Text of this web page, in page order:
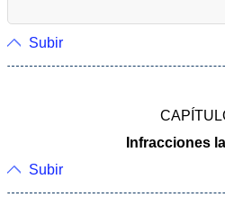
Subir
Infracciones
Subir